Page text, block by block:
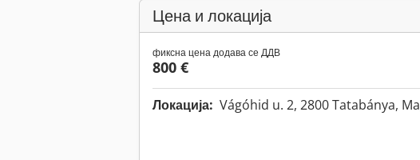
Цена и локација
фиксна цена додава се ДДВ
800 €
Локација: Vágóhid u. 2, 2800 Tatabánya,